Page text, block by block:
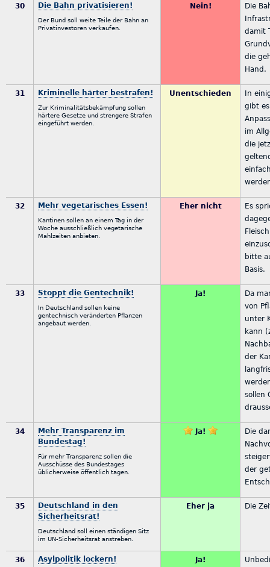
30 Die Bahn privatisieren!
Der Bund soll weite Teile der Bahn an
Privatinvestoren verkaufen.
Nein!
Die
damit
die
Hand.
31 Kriminelle härter bestrafen!
Zur Kriminalitätsbekämpfung sollen
härtere Gesetze und strengere Strafen
eingeführt werden.
Unentschieden
In
gibt es
im
die
32 Mehr vegetarisches Essen!
Kantinen sollen an einem Tag in der
Woche ausschließlich vegetarische
Mahlzeiten anbieten.
Eher nicht
Es
bitte
Basis.
33 Stoppt die Gentechnik!
In Deutschland sollen keine
gentechnisch veränderten Pflanzen
angebaut werden.
Ja!
Da
von
unter
kann
der
sollen
34
Mehr Transparenz im
Bundestag!
Für mehr Transparenz sollen die
Ausschüsse des Bundestages
üblicherweise öffentlich tagen.
Ja!
Die
der
35
Deutschland in den
Sicherheitsrat!
Deutschland soll einen ständigen Sitz
im UN-Sicherheitsrat anstreben.
Eher ja Die
36 Asylpolitik lockern! Ja!